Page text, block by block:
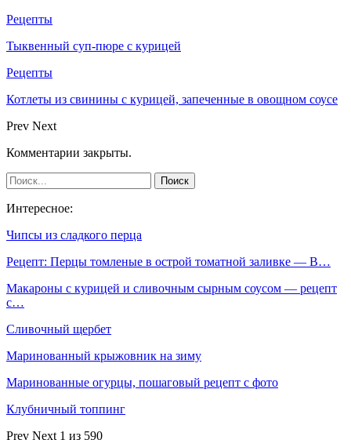
Рецепты
Тыквенный суп-пюре с курицей
Рецепты
Котлеты из свинины с курицей, запеченные в овощном соусе
Prev Next
Комментарии закрыты.
Интересное:
Чипсы из сладкого перца
Рецепт: Перцы томленые в острой томатной заливке — В…
Макароны с курицей и сливочным сырным соусом — рецепт
с…
Сливочный щербет
Маринованный крыжовник на зиму
Маринованные огурцы, пошаговый рецепт с фото
Клубничный топпинг
Prev Next 1 из 590